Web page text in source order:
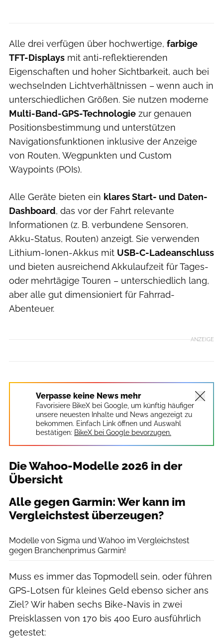
Alle drei verfügen über hochwertige, farbige
TFT-Displays mit anti-reflektierenden
Eigenschaften und hoher Sichtbarkeit, auch bei
wechselnden Lichtverhältnissen – wenn auch in
unterschiedlichen Größen. Sie nutzen moderne
Multi-Band-GPS-Technologie zur genauen
Positionsbestimmung und unterstützen
Navigationsfunktionen inklusive der Anzeige
von Routen, Wegpunkten und Custom
Waypoints (POIs).
Alle Geräte bieten ein klares Start- und Daten-
Dashboard, das vor der Fahrt relevante
Informationen (z. B. verbundene Sensoren,
Akku-Status, Routen) anzeigt. Sie verwenden
Lithium-Ionen-Akkus mit USB-C-Ladeanschluss
und bieten ausreichend Akkulaufzeit für Tages-
oder mehrtägige Touren – unterschiedlich lang,
aber alle gut dimensioniert für Fahrrad-
Abenteuer.
ANZEIGE
Verpasse keine News mehr
Favorisiere BikeX bei Google, um künftig häufiger
unsere neuesten Inhalte und News angezeigt zu
bekommen. Einfach Link öffnen und Auswahl
bestätigen: BikeX bei Google bevorzugen.
Die Wahoo-Modelle 2026 in der
Übersicht
Alle gegen Garmin: Wer kann im
Vergleichstest überzeugen?
Getty / Hersteller / Schwertner
Modelle von Sigma und Wahoo im Vergleichstest
gegen Branchenprimus Garmin!
Muss es immer das Topmodell sein, oder führen
GPS-Lotsen für kleines Geld ebenso sicher ans
Ziel? Wir haben sechs Bike-Navis in zwei
Preisklassen von 170 bis 400 Euro ausführlich
getestet: